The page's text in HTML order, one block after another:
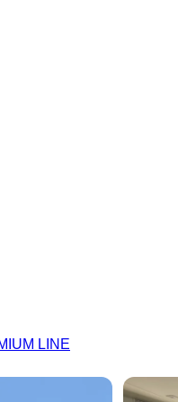
LINE